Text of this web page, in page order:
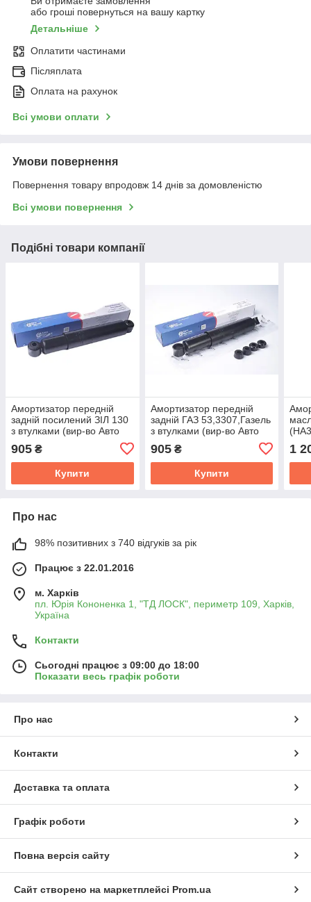
або гроші повернуться на вашу картку
Детальніше
Оплатити частинами
Післяплата
Оплата на рахунок
Всі умови оплати
Умови повернення
Повернення товару впродовж 14 днів за домовленістю
Всі умови повернення
Подібні товари компанії
Амортизатор переднiй
заднiй посилений ЗIЛ 130
з втулками (вир-во Авто
905 ₴
Купити
Амортизатор переднiй
заднiй ГАЗ 53,3307,Газель
з втулками (вир-во Авто
905₴
Купити
1
Про нас
98% позитивних з 740 відгуків за рік
Працює з 22.01.2016
м. Харків
пл. Юрія Кононенка 1, "ТД ЛОСК", периметр 109, Харків,
Україна
Контакти
Сьогодні працює з 09:00 до 18:00
Показати весь графік роботи
Про нас
Контакти
Доставка та оплата
Графік роботи
Повна версія сайту
Сайт створено на маркетплейсі Prom.ua